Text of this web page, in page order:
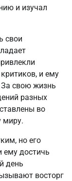
и изучал
свои
и ему
За свою жизнь
разных
во
миру.
но его
ему достичь
день
восторг